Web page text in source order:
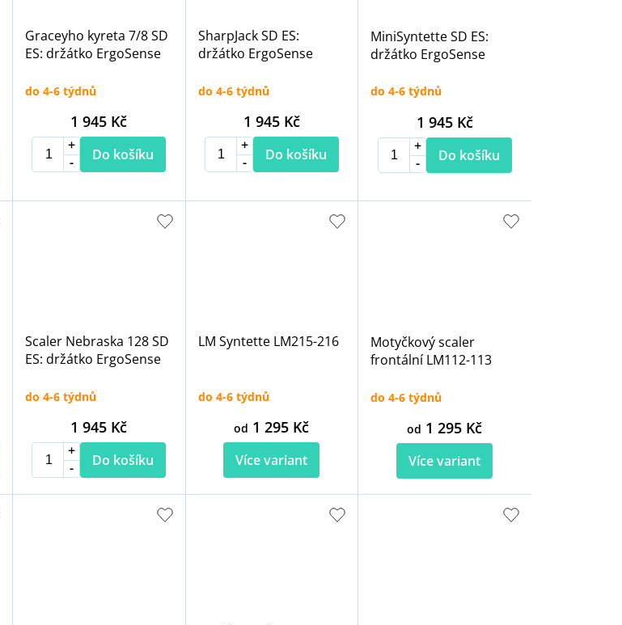
Graceyho kyreta 7/8 SD
ES: držátko ErgoSense
do 4-6 týdnů
1 945 Kč
Do košíku
SharpJack SD ES:
držátko ErgoSense
do 4-6 týdnů
1 945 Kč
Do košíku
MiniSyntette SD ES:
držátko ErgoSense
do 4-6 týdnů
1 945 Kč
Do košíku
Scaler Nebraska 128 SD
ES: držátko ErgoSense
do 4-6 týdnů
1 945 Kč
Do košíku
LM Syntette LM215-216
do 4-6 týdnů
od 1 295 Kč
Více variant
Motyčkový scaler
frontální LM112-113
do 4-6 týdnů
od 1 295 Kč
Více variant